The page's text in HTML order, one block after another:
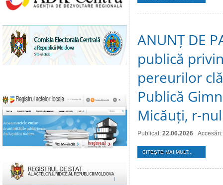
ANUNȚ DE
publică
pereurilor
Publică
Micăuți, r-
Publicat: 22.06.2026
CITEŞTE MAI MULT...